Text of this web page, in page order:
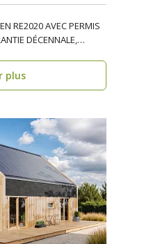
RE2020 AVEC PERMIS
DÉCENNALE,
plus